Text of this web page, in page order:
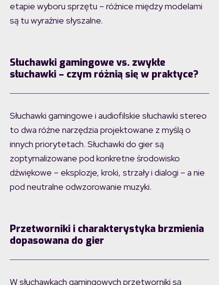
etapie wyboru sprzętu – różnice między modelami
są tu wyraźnie słyszalne.
Słuchawki gamingowe vs. zwykłe
słuchawki – czym różnią się w praktyce?
Słuchawki gamingowe i audiofilskie słuchawki stereo
to dwa różne narzędzia projektowane z myślą o
innych priorytetach. Słuchawki do gier są
zoptymalizowane pod konkretne środowisko
dźwiękowe – eksplozje, kroki, strzały i dialogi – a nie
pod neutralne odwzorowanie muzyki.
Przetworniki i charakterystyka brzmienia
dopasowana do gier
W słuchawkach gamingowych przetworniki są